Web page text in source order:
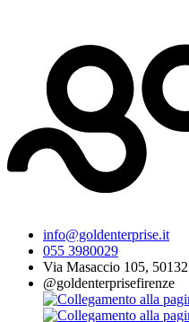
info@goldenterprise.it
055 3980029
Via Masaccio 105,
@goldenterprisefirenze